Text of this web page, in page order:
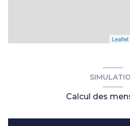
Leaflet
Calcul des